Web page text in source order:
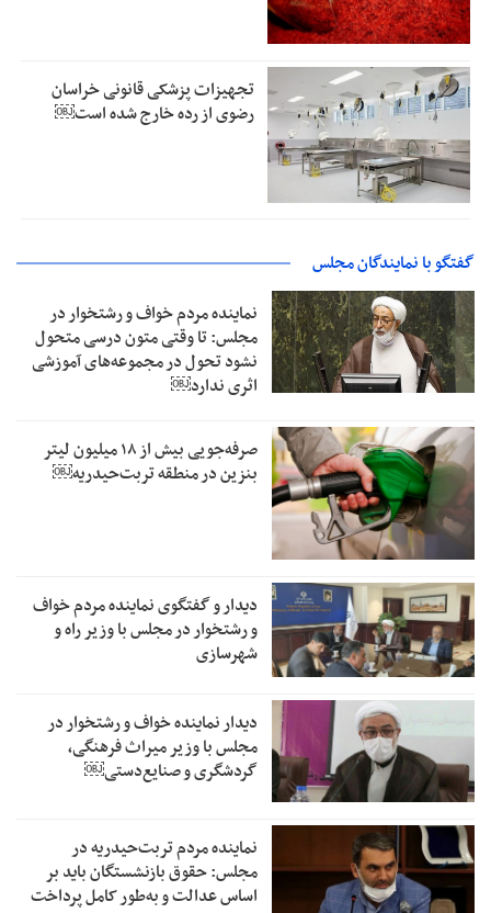
تجهیزات پزشکی قانونی خراسان
رضوی از رده خارج شده است￼
گفتگو با نمایندگان مجلس
نماینده مردم خواف و رشتخوار در
مجلس: تا وقتی متون درسی متحول
نشود تحول در مجموعه‌های آموزشی
اثری ندارد￼
صرفه‌جویی بیش از ۱۸ میلیون لیتر
بنزین در منطقه تربت‌حیدریه￼
دیدار و گفتگوی نماینده مردم خواف
و رشتخوار در مجلس با وزیر راه و
شهرسازی
دیدار نماینده خواف و رشتخوار در
مجلس با وزیر میراث فرهنگی،
گردشگری و صنایع‌دستی￼
نماینده مردم تربت‌حیدریه در
مجلس: حقوق بازنشستگان باید بر
اساس عدالت و به‌طور کامل پرداخت